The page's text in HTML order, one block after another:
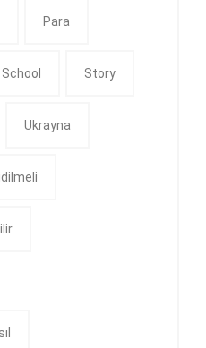
Para
School Story
Ukrayna